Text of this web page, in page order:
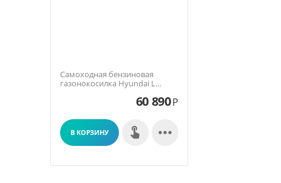
Самоходная бензиновая
газонокосилка Hyundai L
60 890Р
В КОРЗИНУ 